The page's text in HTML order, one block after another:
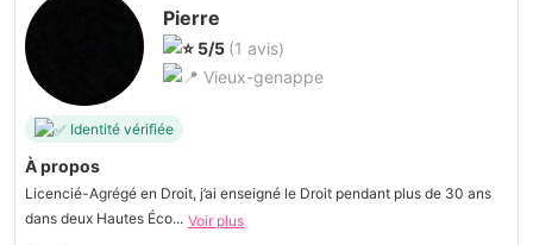
Pierre
5/5 (1 avis)
Vieux-genappe
Identité vérifiée
À propos
Licencié-Agrégé en Droit, j’ai enseigné le Droit pendant plus de 30 ans
dans deux Hautes Éco... Voir plus